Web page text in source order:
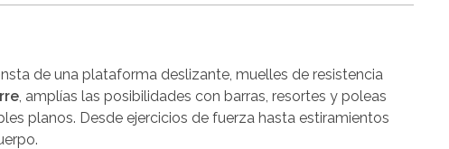
de una plataforma deslizante, muelles de resistencia
, amplías las posibilidades con barras, resortes y poleas
planos. Desde ejercicios de fuerza hasta estiramientos